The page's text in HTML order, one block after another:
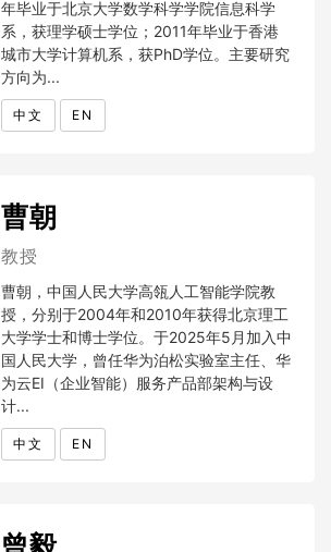
年毕业于北京大学数学科学学院信息科学
系，获理学硕士学位；2011年毕业于香港
城市大学计算机系，获PhD学位。主要研究
方向为...
中文 EN
曹朝
教授
曹朝，中国人民大学高瓴人工智能学院教
授，分别于2004年和2010年获得北京理工
大学学士和博士学位。于2025年5月加入中
国人民大学，曾任华为泊松实验室主任、华
为云EI（企业智能）服务产品部架构与设
计...
中文 EN
曾毅